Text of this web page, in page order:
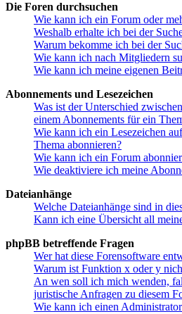
Die Foren durchsuchen
Wie kann ich ein Forum oder
Weshalb erhalte ich bei der
Warum bekomme ich bei der
Wie kann ich nach Mitgliedern
Wie kann ich meine eigenen
Abonnements und Lesezeichen
Was ist der Unterschied
einem Abonnements für ein
Wie kann ich ein Lesezeichen
Thema abonnieren?
Wie kann ich ein Forum
Wie deaktiviere ich meine
Dateianhänge
Welche Dateianhänge sind in
Kann ich eine Übersicht all
phpBB betreffende Fragen
Wer hat diese Forensoftware
Warum ist Funktion x oder y
An wen soll ich mich wenden,
juristische Anfragen zu diesem
Wie kann ich einen